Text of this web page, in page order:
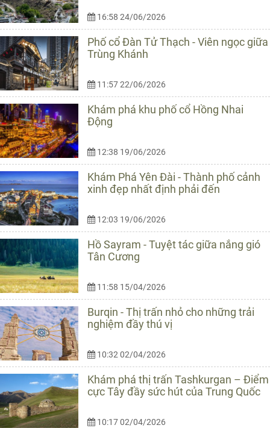
16:58 24/06/2026
Phố cổ Đàn Tử Thạch - Viên ngọc giữa
Trùng Khánh
11:57 22/06/2026
Khám phá khu phố cổ Hồng Nhai
Động
12:38 19/06/2026
Khám Phá Yên Đài - Thành phố cảnh
xinh đẹp nhất định phải đến
12:03 19/06/2026
Hồ Sayram - Tuyệt tác giữa nắng gió
Tân Cương
11:58 15/04/2026
Burqin - Thị trấn nhỏ cho những trải
nghiệm đầy thú vị
10:32 02/04/2026
Khám phá thị trấn Tashkurgan – Điểm
cực Tây đầy sức hút của Trung Quốc
10:17 02/04/2026